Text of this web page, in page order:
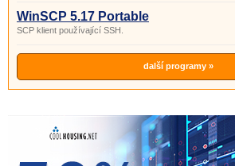
WinSCP 5.17 Portable
SCP klient používající SSH.
další programy »